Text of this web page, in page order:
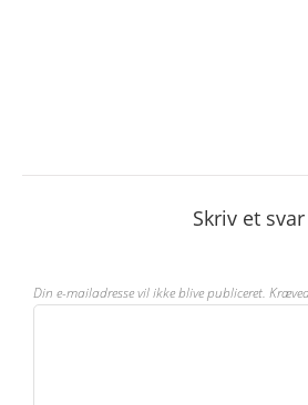
Skriv et svar
Din e-mailadresse vil ikke blive publiceret.